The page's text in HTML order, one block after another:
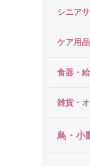
シニア
ケア用品
食器・
雑貨・
鳥・小